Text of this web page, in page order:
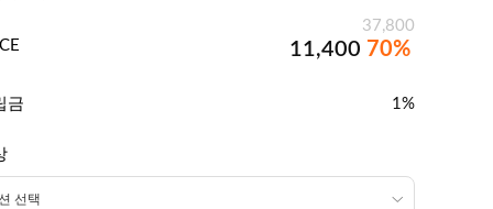
37,800
11,400 70%
금 1%